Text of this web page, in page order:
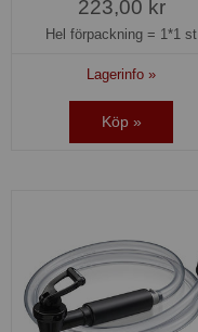
223,00 kr
Hel förpackning = 1*1 st
Lagerinfo »
Köp »